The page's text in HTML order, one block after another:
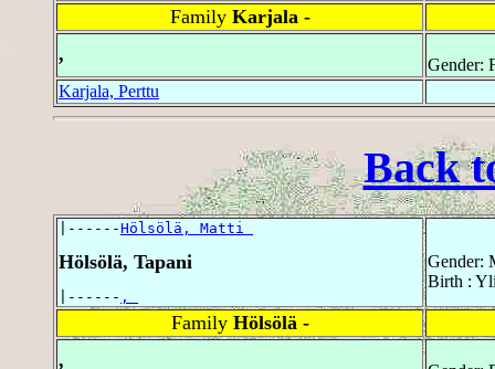
Family Karjala -
,
Gender:
Karjala, Perttu
Back
|------Hölsölä, Matti
Hölsölä, Tapani
|------ ,
Gender:
Birth :
Family Hölsölä -
,